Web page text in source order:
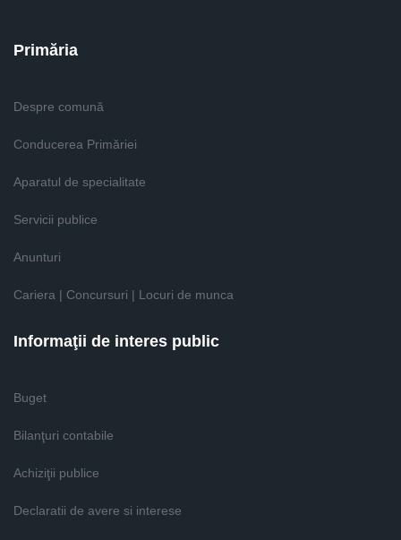
Primăria
Despre comună
Conducerea Primăriei
Aparatul de specialitate
Servicii publice
Anunturi
Cariera | Concursuri | Locuri de munca
Informaţii de interes public
Buget
Bilanţuri contabile
Achiziţii publice
Declaratii de avere si interese